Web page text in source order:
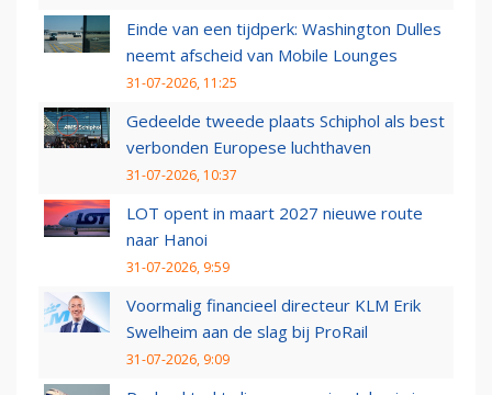
Einde van een tijdperk: Washington Dulles
neemt afscheid van Mobile Lounges
31-07-2026, 11:25
Gedeelde tweede plaats Schiphol als best
verbonden Europese luchthaven
31-07-2026, 10:37
LOT opent in maart 2027 nieuwe route
naar Hanoi
31-07-2026, 9:59
Voormalig financieel directeur KLM Erik
Swelheim aan de slag bij ProRail
31-07-2026, 9:09